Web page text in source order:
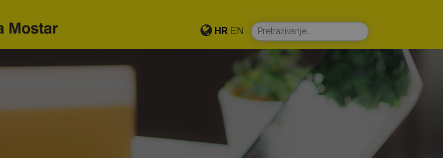
HR EN